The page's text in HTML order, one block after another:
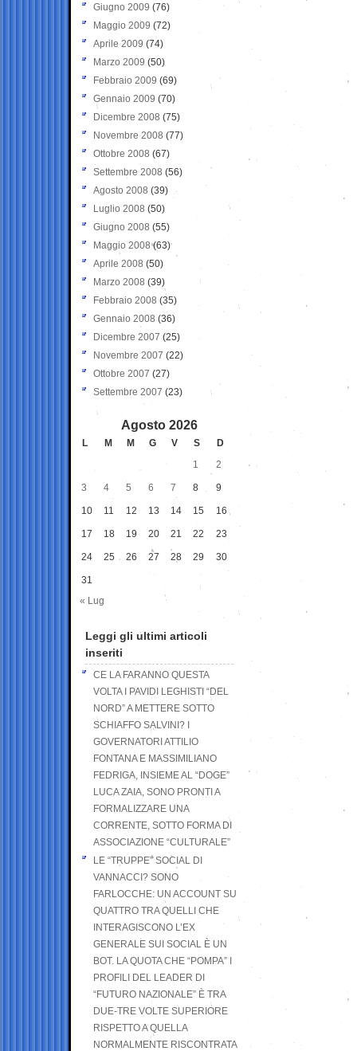
Giugno 2009 (76)
Maggio 2009 (72)
Aprile 2009 (74)
Marzo 2009 (50)
Febbraio 2009 (69)
Gennaio 2009 (70)
Dicembre 2008 (75)
Novembre 2008 (77)
Ottobre 2008 (67)
Settembre 2008 (56)
Agosto 2008 (39)
Luglio 2008 (50)
Giugno 2008 (55)
Maggio 2008(63)
Aprile 2008 (50)
Marzo 2008 (39)
Febbraio 2008 (35)
Gennaio 2008 (36)
Dicembre 2007 (25)
Novembre 2007 (22)
Ottobre 2007 (27)
Settembre 2007 (23)
Agosto 2026
L M M G V S
D
1
2
3 4 5 6 7 8 9
10 11 12 13 14 15 16
17 18 19 20 21 22 23
24 25 26 27 28 29 30
31
« Lug
Leggi gli ultimi articoli
inseriti
CE LA FARANNO QUESTA
VOLTA I PAVIDI LEGHISTI “DEL
NORD” A METTERE SOTTO
SCHIAFFO SALVINI? I
GOVERNATORI ATTILIO
FONTANA E MASSIMILIANO
FEDRIGA, INSIEME AL “DOGE”
LUCA ZAIA, SONO PRONTI A
FORMALIZZARE UNA
CORRENTE, SOTTO FORMA DI
ASSOCIAZIONE “CULTURALE”
LE “TRUPPE” SOCIAL DI
VANNACCI? SONO
FARLOCCHE: UN ACCOUNT SU
QUATTRO TRA QUELLI CHE
INTERAGISCONO L’EX
GENERALE SUI SOCIAL È UN
BOT. LA QUOTA CHE “POMPA” I
PROFILI DEL LEADER DI
“FUTURO NAZIONALE” È TRA
DUE-TRE VOLTE SUPERIORE
RISPETTO A QUELLA
NORMALMENTE RISCONTRATA